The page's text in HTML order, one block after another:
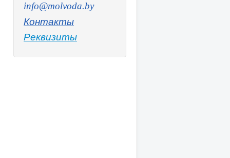
info@molvoda.by
Контакты
Реквизиты